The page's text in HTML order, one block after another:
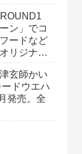
ン」でコ
ードなど
リジナル
）+ステ
がもらえ
日
玄師かい
ドウエハ
発売。全